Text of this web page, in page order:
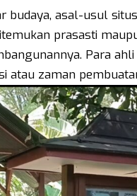
budaya, asal-usul
prasasti
Para
atau zaman